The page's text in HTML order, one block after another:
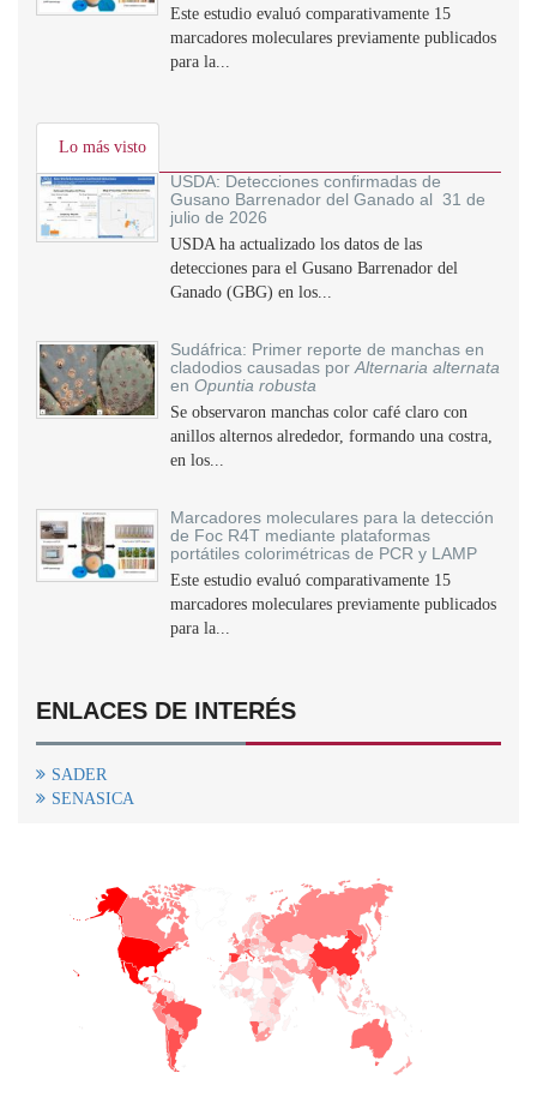
Este estudio evaluó comparativamente 15
marcadores moleculares previamente publicados
para la...
Lo más visto
USDA: Detecciones confirmadas de
Gusano Barrenador del Ganado al 31 de
julio de 2026
USDA ha actualizado los datos de las
detecciones para el Gusano Barrenador del
Ganado (GBG) en los...
Sudáfrica: Primer reporte de manchas en
cladodios causadas por Alternaria alternata
en Opuntia robusta
Se observaron manchas color café claro con
anillos alternos alrededor, formando una costra,
en los...
Marcadores moleculares para la detección
de Foc R4T mediante plataformas
portátiles colorimétricas de PCR y LAMP
Este estudio evaluó comparativamente 15
marcadores moleculares previamente publicados
para la...
ENLACES DE INTERÉS
SADER
SENASICA